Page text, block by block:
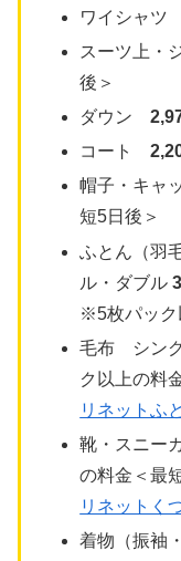
ワイシャ
スーツ上・
後＞
ダウン
コート
帽子・キャ
短5日後＞
ふとん（羽
ル・ダブル
※5枚パック
毛布 シン
ク以上の料
リネットふ
靴・スニ
の料金＜最
リネットく
着物（振袖